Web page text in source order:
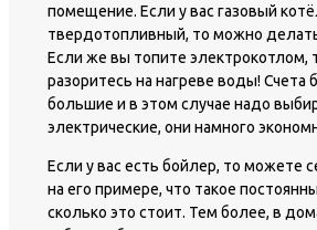
помещение. Если у вас газовый
твердотопливный, то можно
Если же вы топите электрокотлом,
разоритесь на нагреве воды! Счета
большие и в этом случае надо
электрические, они намного
Если у вас есть бойлер, то можете
на его примере, что такое
сколько это стоит. Тем более, в